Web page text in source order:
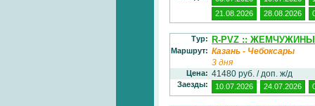
21.08.2026
28.08.2026
Тур: R-PVZ ::
Маршрут: Казань - Чебоксары
3 дня
Цена: 41480 руб. / доп. ж/д
Заезды: 10.07.2026 24.07.2026